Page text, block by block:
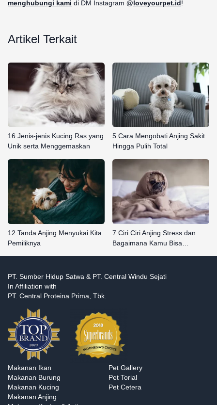
menghubungi kami di DM Instagram @loveyourpet.id!
Artikel Terkait
16 Jenis-jenis Kucing Ras yang
Unik serta Menggemaskan
5 Cara Mengobati Anjing Sakit
Hingga Pulih Total
12 Tanda Anjing Menyukai Kita
Pemiliknya
7 Ciri Ciri Anjing Stress dan
Bagaimana Kamu Bisa…
PT. Sumber Hidup Satwa & PT. Central Windu Sejati
In Affiliation with
PT. Central Proteina Prima, Tbk.
Makanan Ikan
Makanan Burung
Makanan Kucing
Makanan Anjing
Pet Gallery
Pet Torial
Pet Cetera